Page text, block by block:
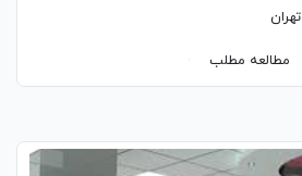
تهران
مطالعه مطلب